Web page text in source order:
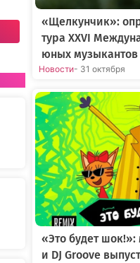
«Щелкунчик»:
тура XXVI
юных музыкантов
Новости- 31 октября
«Это будет шок!»:
и DJ Groove